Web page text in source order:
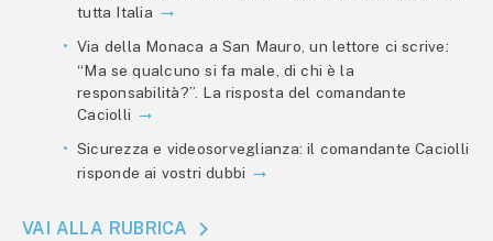
tutta Italia
Via della Monaca a San Mauro, un lettore ci scrive:
“Ma se qualcuno si fa male, di chi è la
responsabilità?”. La risposta del comandante
Caciolli
Sicurezza e videosorveglianza: il comandante Caciolli
risponde ai vostri dubbi
VAI ALLA RUBRICA